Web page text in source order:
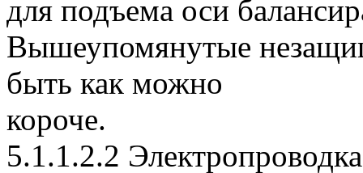
для подъема оси
Вышеупомянутые
быть как можно
короче.
5.1.1.2.2